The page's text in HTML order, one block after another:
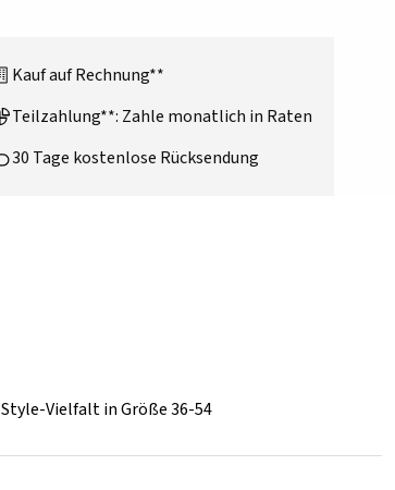
Kauf auf Rechnung**
Teilzahlung**: Zahle monatlich in Raten
30 Tage kostenlose Rücksendung
Style-Vielfalt in Größe 36-54